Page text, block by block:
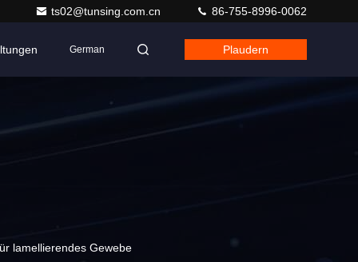
ts02@tunsing.com.cn 86-755-8996-0062
German Plaudern
lamellierendes Gewebe